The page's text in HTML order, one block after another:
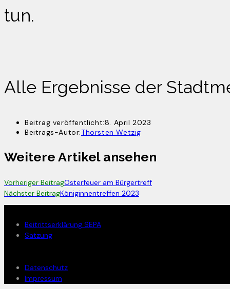
tun.
Alle Ergebnisse der
Beitrag veröffentlicht:8. April 2023
Beitrags-Autor:Thorsten Wetzig
Weitere Artikel ansehen
Vorheriger BeitragOsterfeuer am Bürgertreff
Nächster BeitragKöniginnentreffen 2023
Beitrittserklärung SEPA
Satzung
Datenschutz
Impressum